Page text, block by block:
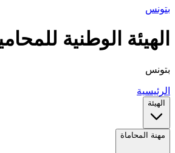
بتونس
الهيئة الوطنية
بتونس
الرئيسية
الهيئة
مهنة المحاماة